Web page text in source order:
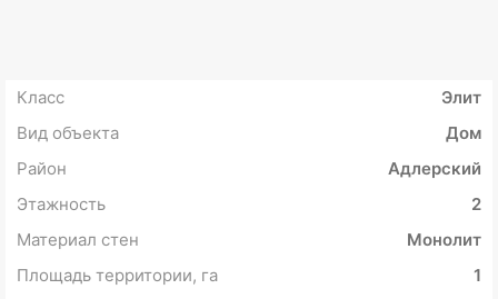
Класс
Элит
Вид объекта
Дом
Район
Адлерский
Этажность
2
Материал стен
Монолит
Площадь территории, га
1